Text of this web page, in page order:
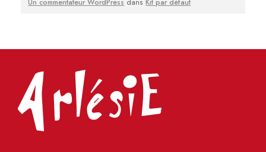
Un commentateur WordPress dansKit par défaut